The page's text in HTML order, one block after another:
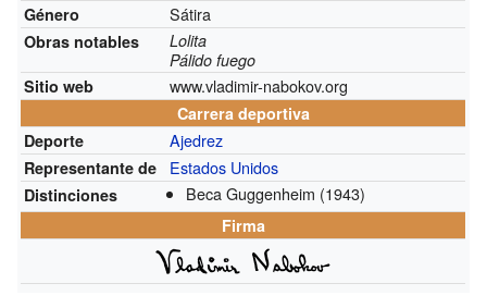
Género Sátira
Obras notables
Lolita
Pálido fuego
Sitio web
www.vladimir-nabokov.org
Carrera deportiva
Deporte
Ajedrez
Representante de Estados Unidos
Distinciones Beca Guggenheim (1943)
Firma